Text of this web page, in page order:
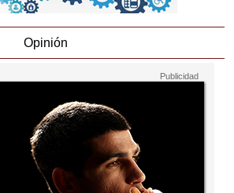
Opinión